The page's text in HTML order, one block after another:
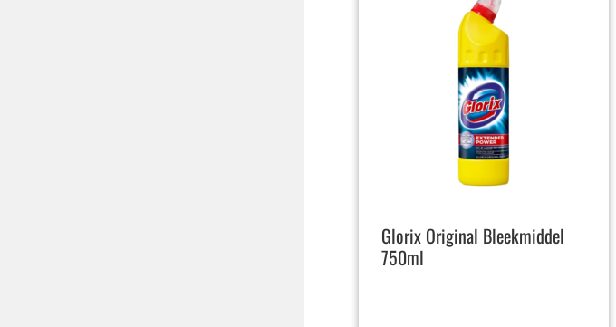
Glorix Original Bleekmiddel
750ml